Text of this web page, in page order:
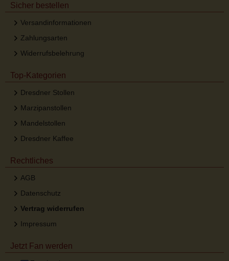
Sicher bestellen
Versandinformationen
Zahlungsarten
Widerrufsbelehrung
Top-Kategorien
Dresdner Stollen
Marzipanstollen
Mandelstollen
Dresdner Kaffee
Rechtliches
AGB
Datenschutz
Vertrag widerrufen
Impressum
Jetzt Fan werden